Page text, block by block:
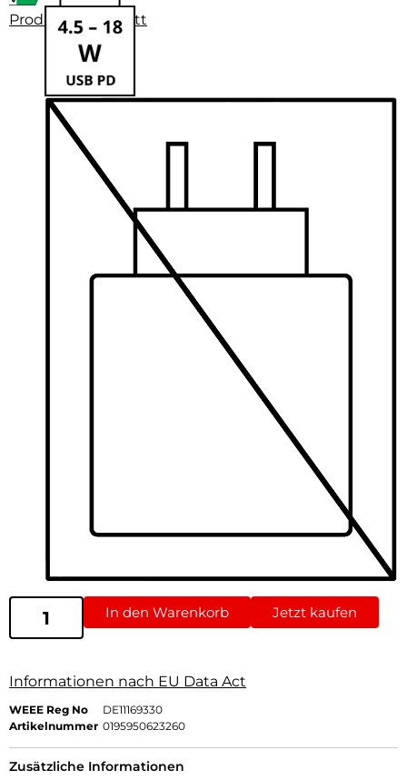
Produktdatenblatt
In den Warenkorb Jetzt kaufen
Informationen nach EU Data Act
WEEE Reg No
DE11169330
Artikelnummer 0195950623260
Zusätzliche Informationen